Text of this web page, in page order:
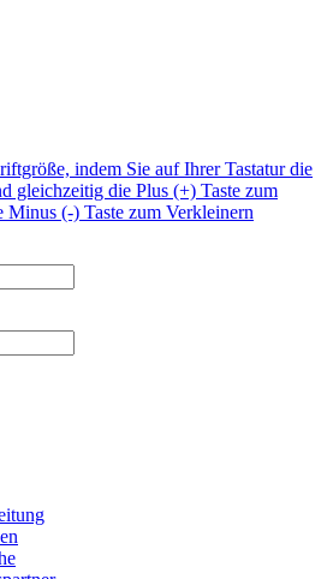
indem Sie auf Ihrer Tastatur die
gleichzeitig die Plus (+) Taste zum
Minus (-) Taste zum Verkleinern